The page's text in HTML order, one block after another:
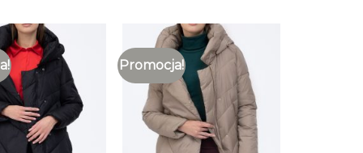
Promocja!